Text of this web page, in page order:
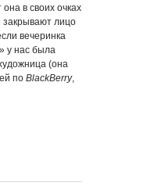
в своих очках
закрывают лицо
вечеринка
у нас была
(она
по BlackBerry,